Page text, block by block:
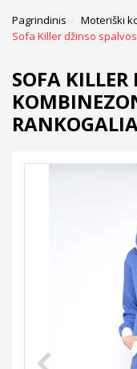
Pagrindinis
Moteriški
Sofa Killer džinso
SOFA